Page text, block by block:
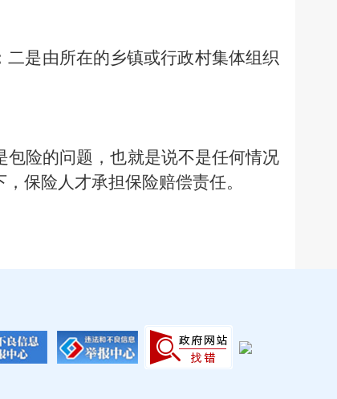
是由所在的乡镇或行政村集体组织
险的问题，也就是说不是任何情况
保险人才承担保险赔偿责任。